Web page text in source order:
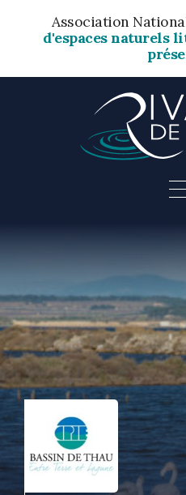
Association
d'espaces naturels